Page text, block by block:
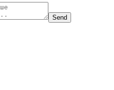
Send